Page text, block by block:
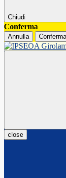
Chiudi
Conferma
Annulla Conferma
close